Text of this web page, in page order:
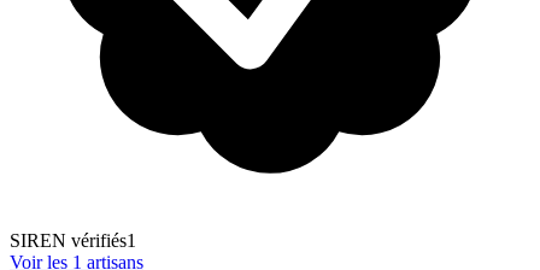
SIREN vérifiés1
Voir les 1 artisans